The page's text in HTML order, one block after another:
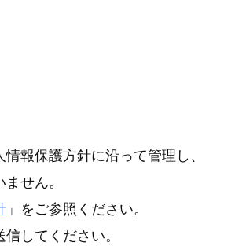
報保護方針に沿って管理し、
せん。
」をご参照ください。
してください。